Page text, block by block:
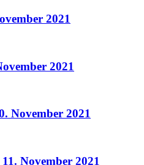
2021
2021
November 2021
November 2021